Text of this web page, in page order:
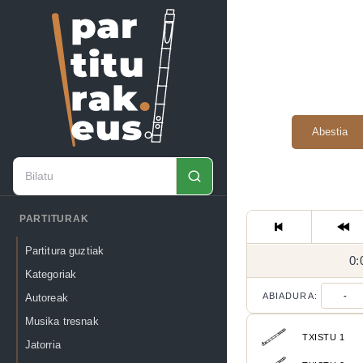
PARTITURAK
Partitura guztiak
Kategoriak
Autoreak
Musika tresnak
Jatorria
Abestia
ABIADURA: -
TXISTU 1